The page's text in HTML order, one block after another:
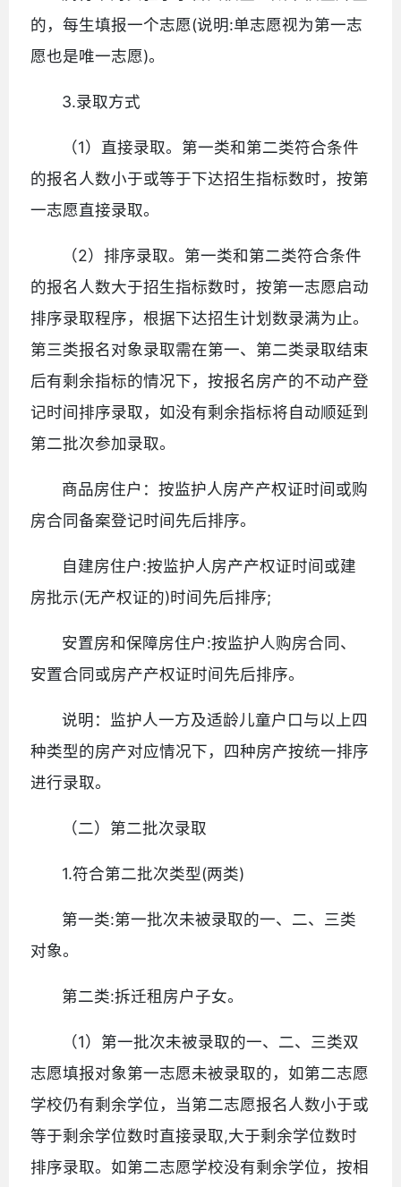
的，每生填报一个志愿(说明:单志愿视为第一志
愿也是唯一志愿)。
3.录取方式
（1）直接录取。第一类和第二类符合条件
的报名人数小于或等于下达招生指标数时，按第
一志愿直接录取。
（2）排序录取。第一类和第二类符合条件
的报名人数大于招生指标数时，按第一志愿启动
排序录取程序，根据下达招生计划数录满为止。
第三类报名对象录取需在第一、第二类录取结束
后有剩余指标的情况下，按报名房产的不动产登
记时间排序录取，如没有剩余指标将自动顺延到
第二批次参加录取。
商品房住户：按监护人房产产权证时间或购
房合同备案登记时间先后排序。
自建房住户:按监护人房产产权证时间或建
房批示(无产权证的)时间先后排序;
安置房和保障房住户:按监护人购房合同、
安置合同或房产产权证时间先后排序。
说明：监护人一方及适龄儿童户口与以上四
种类型的房产对应情况下，四种房产按统一排序
进行录取。
（二）第二批次录取
1.符合第二批次类型(两类)
第一类:第一批次未被录取的一、二、三类
对象。
第二类:拆迁租房户子女。
（1）第一批次未被录取的一、二、三类双
志愿填报对象第一志愿未被录取的，如第二志愿
学校仍有剩余学位，当第二志愿报名人数小于或
等于剩余学位数时直接录取,大于剩余学位数时
排序录取。如第二志愿学校没有剩余学位，按相